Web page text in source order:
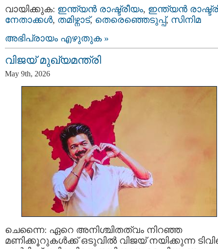
വായിക്കുക: ഇന്ത്യന്‍ രാഷ്ട്രീയം, ഇന്ത്യന്‍
നേതാക്കള്‍, തമിഴ്നാട്, തെരെഞ്ഞെടുപ്പ്, സിനിമ
അഭിപ്രായം എഴുതുക »
വിജയ് മുഖ്യമന്ത്രി
May 9th, 2026
ചെന്നൈ: ഏറെ അനിശ്ചിതത്വം നിറഞ്ഞ
മണിക്കൂറുകള്‍ക്ക് ഒടുവില്‍ വിജയ് നയിക്കുന്ന